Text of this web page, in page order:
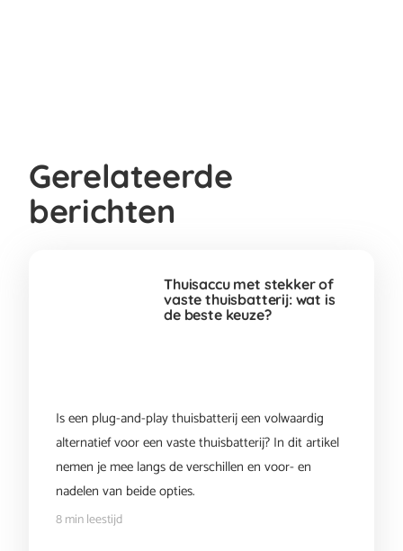
Gerelateerde
berichten
Thuisaccu met stekker of
vaste thuisbatterij: wat is
de beste keuze?
Is een plug-and-play thuisbatterij een volwaardig
alternatief voor een vaste thuisbatterij? In dit artikel
nemen je mee langs de verschillen en voor- en
nadelen van beide opties.
8 min leestijd